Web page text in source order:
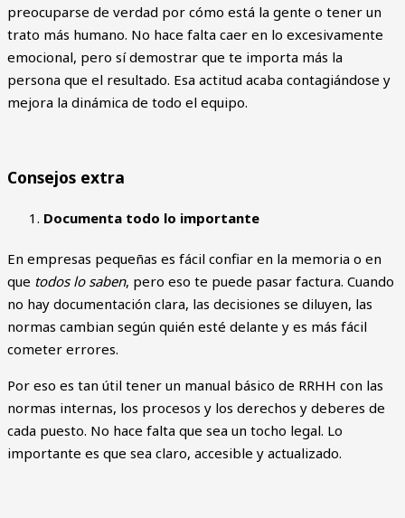
preocuparse de verdad por cómo está la gente o tener un
trato más humano. No hace falta caer en lo excesivamente
emocional, pero sí demostrar que te importa más la
persona que el resultado. Esa actitud acaba contagiándose y
mejora la dinámica de todo el equipo.
Consejos extra
Documenta todo lo importante
En empresas pequeñas es fácil confiar en la memoria o en
que todos lo saben, pero eso te puede pasar factura. Cuando
no hay documentación clara, las decisiones se diluyen, las
normas cambian según quién esté delante y es más fácil
cometer errores.
Por eso es tan útil tener un manual básico de RRHH con las
normas internas, los procesos y los derechos y deberes de
cada puesto. No hace falta que sea un tocho legal. Lo
importante es que sea claro, accesible y actualizado.